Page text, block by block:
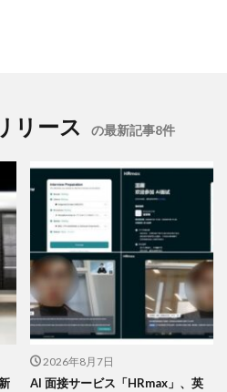
リース の最新記事8件
2026年8月7日
AI 面接サービス「HRmax」、英